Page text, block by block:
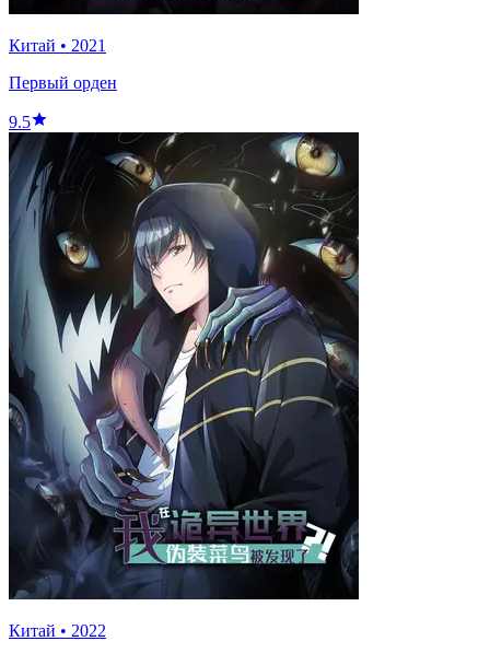
Китай • 2021
Первый орден
9.5
Китай • 2022